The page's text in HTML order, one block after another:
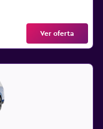
Ver oferta